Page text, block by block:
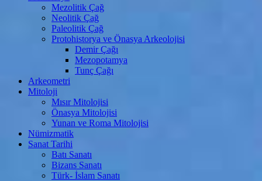
Mezolitik Çağ
Neolitik Çağ
Paleolitik Çağ
Protohistorya ve Önasya Arkeolojisi
Demir Çağı
Mezopotamya
Tunç Çağı
Arkeometri
Mitoloji
Mısır Mitolojisi
Önasya Mitolojisi
Yunan ve Roma Mitolojisi
Nümizmatik
Sanat Tarihi
Batı Sanatı
Bizans Sanatı
Türk- İslam Sanatı